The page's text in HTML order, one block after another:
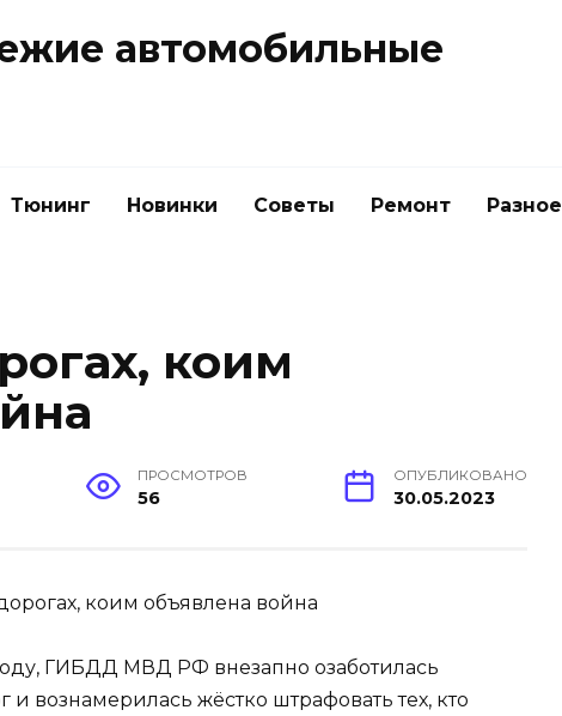
автомобильные
Тюнинг Новинки Советы Ремонт Разное
коим
ПРОСМОТРОВ
56
ОПУБЛИКОВАНО
30.05.2023
ГИБДД МВД РФ внезапно озаботилась
вознамерилась жёстко штрафовать тех, кто